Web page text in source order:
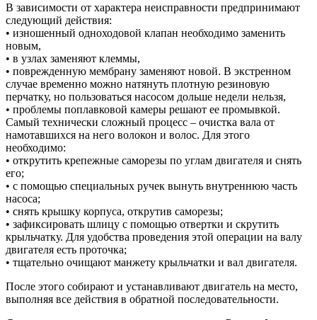
В зависимости от характера неисправности предпринимают
следующий действия:
• изношенный одноходовой клапан необходимо заменить
новым,
• в узлах заменяют клеммы,
• поврежденную мембрану заменяют новой. В экстренном
случае временно можно натянуть плотную резиновую
перчатку, но пользоваться насосом дольше недели нельзя,
• проблемы поплавковой камеры решают ее промывкой.
Самый технически сложный процесс – очистка вала от
намотавшихся на него волокон и волос. Для этого
необходимо:
• открутить крепежные саморезы по углам двигателя и снять
его;
• с помощью специальных ручек вынуть внутреннюю часть
насоса;
• снять крышку корпуса, открутив саморезы;
• зафиксировать шлицу с помощью отвертки и скрутить
крыльчатку. Для удобства проведения этой операции на валу
двигателя есть проточка;
• тщательно очищают манжету крыльчатки и вал двигателя.
После этого собирают и устанавливают двигатель на место,
выполняя все действия в обратной последовательности.